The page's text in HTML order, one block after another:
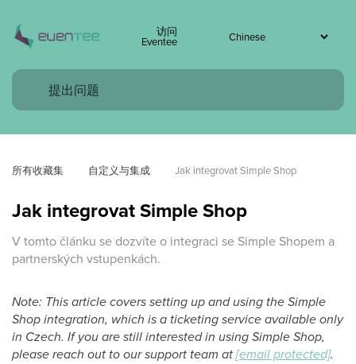
访问
Eventee
所有收藏集 自定义与集成 Jak integrovat Simple Shop
Jak integrovat Simple Shop
V tomto článku se dozvíte o integraci se Simple Shopem a
partnerských vstupenkách.
Note: This article covers setting up and using the Simple
Shop integration, which is a ticketing service available only
in Czech. If you are still interested in using Simple Shop,
please reach out to our support team at[email protected].